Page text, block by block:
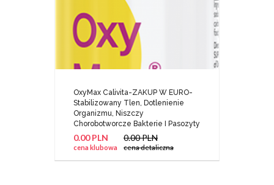
OxyMax Calivita-ZAKUP W EURO-
Stabilizowany Tlen, Dotlenienie
Organizmu, Niszczy
Chorobotworcze Bakterie I Pasozyty
0.00 PLN
cena klubowa
0.00 PLN
cena detaliczna